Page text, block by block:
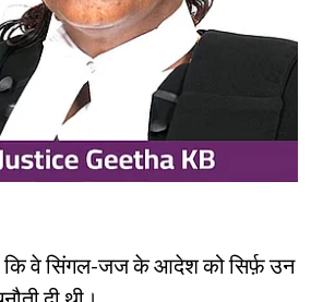
कि वे सिंगल-जज के आदेश को सिर्फ़ उन